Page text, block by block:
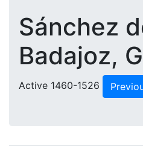
Sánchez
Badajoz,
Active 1460-1526